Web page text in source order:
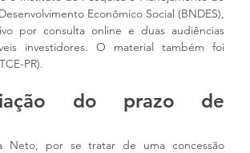
Econômico Social (BNDES),
por consulta online e duas audiências
investidores. O material também foi
PR).
do prazo de
Neto, por se tratar de uma concessão